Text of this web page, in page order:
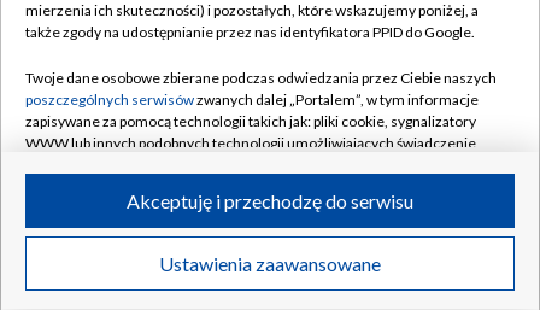
Naziemna Telewizja Cyfrowa
Rada Programowa
System NOS
Informacje o nadawcy
Program dla prasy
Ogłoszenie przetargowe
Pomoc
Kontakt
Kanały
©2026 Telewizja Polska S.A. w likwidacji
mierzenia ich skuteczności) i pozostałych, które wskazujemy poniżej, a
także zgody na udostępnianie przez nas identyfikatora PPID do Google.
Twoje dane osobowe zbierane podczas odwiedzania przez Ciebie naszych
poszczególnych serwisówzwanych dalej „Portalem”, w tym informacje
zapisywane za pomocą technologii takich jak: pliki cookie, sygnalizatory
WWW lub innych podobnych technologii umożliwiających świadczenie
ruchu w Internecie.
Twoje dane osobowe zbierane podczas odwiedzania przez Ciebie
poszczególnych serwisówna Portalu, takie jak adresy IP, identyfikatory
Ustawienia zaawansowane
Akceptuję i przechodzę do serwisu